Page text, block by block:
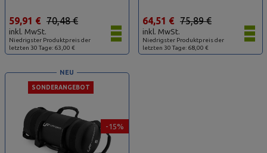
Niedrigster Produktpreis der
letzten 30 Tage: 63,00 €
70,48 €
59,91 €
inkl. MwSt.
Niedrigster Produktpreis der
letzten 30 Tage: 68,00 €
75,89 €
64,51 €
inkl. MwSt.
-15%
SONDERANGEBOT
NEU